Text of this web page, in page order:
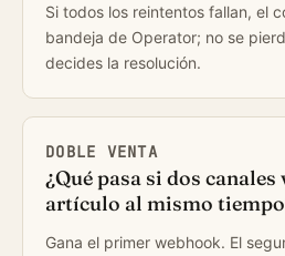
Si todos los reintentos fallan, el
bandeja de Operator; no se
decides la resolución.
DOBLE VENTA
¿Qué pasa si dos
artículo al mismo
Gana el primer webhook. El